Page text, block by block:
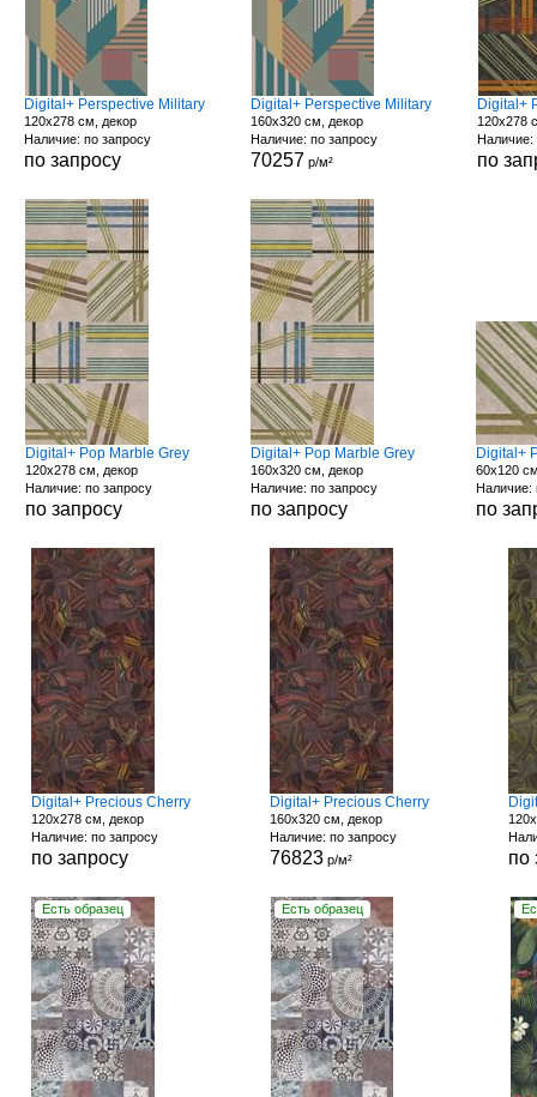
Digital+ Perspective Military
120x278 см, декор
Наличие: по запросу
по запросу
Digital+ Perspective Military
160x320 см, декор
Наличие: по запросу
70257 р/м²
Digital+
120x278
Наличие:
по
Digital+ Pop Marble Grey
120x278 см, декор
Наличие: по запросу
по запросу
Digital+ Pop Marble Grey
160x320 см, декор
Наличие: по запросу
по запросу
Digital+
60x120
Наличие:
по
Digital+ Precious Cherry
120x278 см, декор
Наличие: по запросу
по запросу
Digital+ Precious Cherry
160x320 см, декор
Наличие: по запросу
76823 р/м² по
Есть образец Есть образец